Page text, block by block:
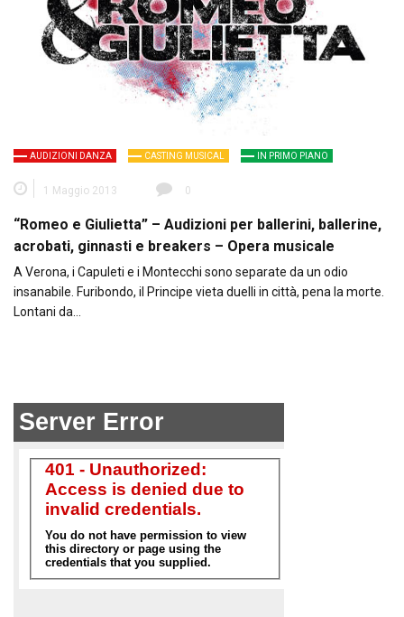
AUDIZIONI DANZA CASTING MUSICAL IN PRIMO PIANO
1 Maggio 2013 0
“Romeo e Giulietta” – Audizioni per ballerini, ballerine,
acrobati, ginnasti e breakers – Opera musicale
A Verona, i Capuleti e i Montecchi sono separate da un odio
insanabile. Furibondo, il Principe vieta duelli in città, pena la morte.
Lontani da…